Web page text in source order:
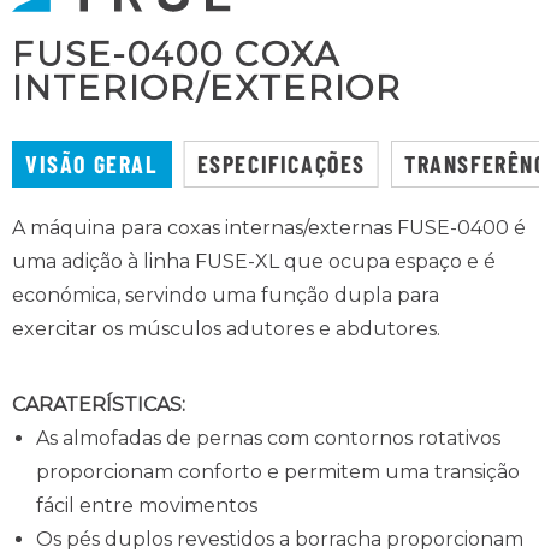
FUSE-0400 COXA
INTERIOR/EXTERIOR
VISÃO GERAL ESPECIFICAÇÕES
A máquina para coxas internas/externas FUSE-0400 é
uma adição à linha FUSE-XL que ocupa espaço e é
económica, servindo uma função dupla para
exercitar os músculos adutores e abdutores.
CARATERÍSTICAS:
As almofadas de pernas com contornos rotativos
proporcionam conforto e permitem uma transição
fácil entre movimentos
Os pés duplos revestidos a borracha proporcionam